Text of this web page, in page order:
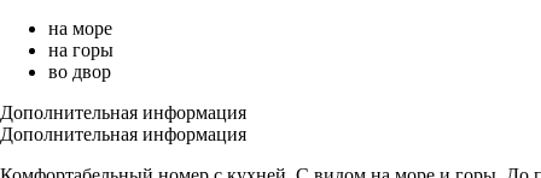
на море
на горы
во двор
Дополнительная информация
Дополнительная информация